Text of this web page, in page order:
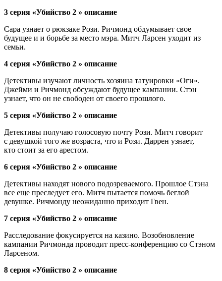
3 серия «Убийство 2 » описание
Сара узнает о рюкзаке Рози. Ричмонд обдумывает свое
будущее и и борьбе за место мэра. Митч Ларсен уходит из
семьи.
4 серия «Убийство 2 » описание
Детективы изучают личность хозяина татуировки «Оги».
Джейми и Ричмонд обсуждают будущее кампании. Стэн
узнает, что он не свободен от своего прошлого.
5 серия «Убийство 2 » описание
Детективы получаю голосовую почту Рози. Митч говорит
с девушкой того же возраста, что и Рози. Даррен узнает,
кто стоит за его арестом.
6 серия «Убийство 2 » описание
Детективы находят нового подозреваемого. Прошлое Стэна
все еще преследует его. Митч пытается помочь беглой
девушке. Ричмонду неожиданно приходит Гвен.
7 серия «Убийство 2 » описание
Расследование фокусируется на казино. Возобновление
кампании Ричмонда проводит пресс-конференцию со Стэном
Ларсеном.
8 серия «Убийство 2 » описание